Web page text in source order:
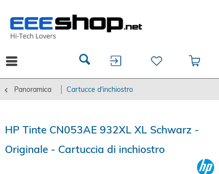
Panoramica Cartucce d'inchiostro
HP Tinte CN053AE 932XL XL Schwarz -
Originale - Cartuccia di inchiostro